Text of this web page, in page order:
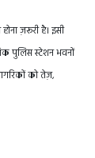
ज़रूरी है। इसी
पुलिस स्टेशन भवनों
को तेज़,